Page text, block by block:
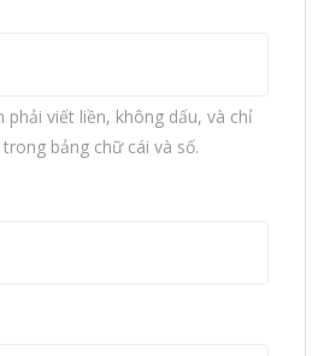
phải viết liền, không dấu, và chỉ
bảng chữ cái và số.